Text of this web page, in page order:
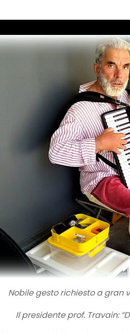
Nobile gesto richiesto a gran
Il presidente prof. Travain: